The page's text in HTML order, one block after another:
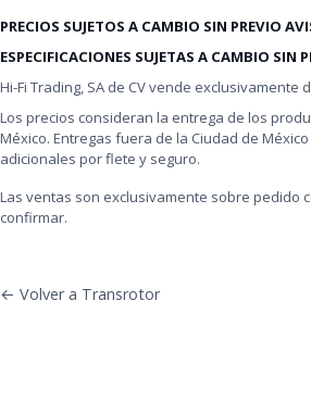
PRECIOS SUJETOS A CAMBIO SIN PREVIO
ESPECIFICACIONES SUJETAS A CAMBIO SIN
Hi-Fi Trading, SA de CV vende exclusivamente
Los precios consideran la entrega de los
México. Entregas fuera de la Ciudad de
adicionales por flete y seguro.
Las ventas son exclusivamente sobre pedido
confirmar.
← Volver a Transrotor